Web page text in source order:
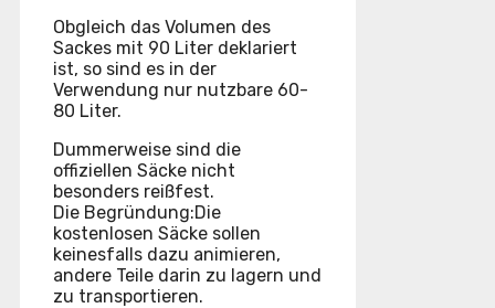
Obgleich das Volumen des
Sackes mit 90 Liter deklariert
ist, so sind es in der
Verwendung nur nutzbare 60-
80 Liter.
Dummerweise sind die
offiziellen Säcke nicht
besonders reißfest.
Die Begründung:Die
kostenlosen Säcke sollen
keinesfalls dazu animieren,
andere Teile darin zu lagern und
zu transportieren.